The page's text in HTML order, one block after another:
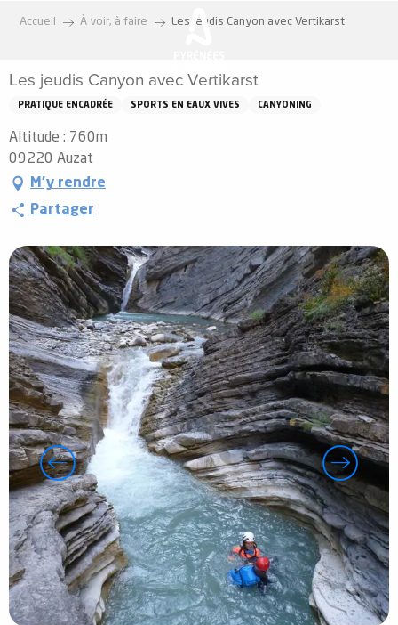
principal
Accueil À voir, à faire Les jeudis Canyon avec Vertikarst
Les jeudis Canyon avec Vertikarst
PRATIQUE ENCADRÉE SPORTS EN EAUX VIVES CANYONING
Altitude : 760m
09220 Auzat
M'y rendre
Partager